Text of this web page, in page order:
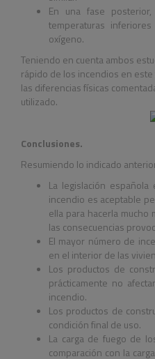
En una fase
temperaturas
oxígeno.
Teniendo en cuenta ambos
rápido de los incendios en
las diferencias físicas
utilizado.
Conclusiones.
Resumiendo lo indicado
La legislación
incendio es aceptable
ella para hacerla mucho
las consecuencias
El mayor número de
en el interior de las
Los productos de
prácticamente no
incendio.
Los productos de
condición final de uso.
La carga de fuego de
comparación con la